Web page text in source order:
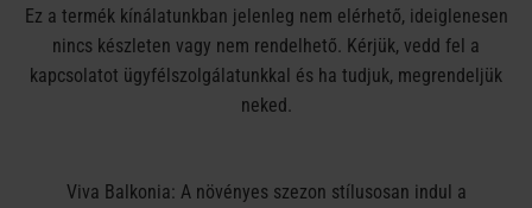
Ez a termék kínálatunkban jelenleg nem elérhető, ideiglenesen
nincs készleten vagy nem rendelhető. Kérjük, vedd fel a
kapcsolatot ügyfélszolgálatunkkal és ha tudjuk, megrendeljük
neked.
Viva Balkonia: A növényes szezon stílusosan indul a